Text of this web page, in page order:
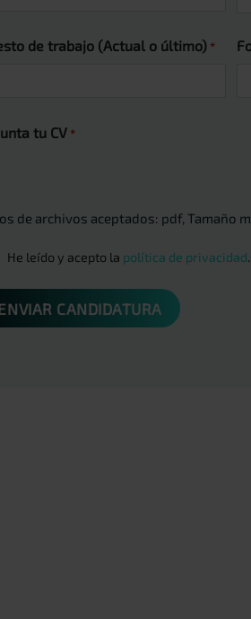
de trabajo (Actual o último) *
tu CV *
de archivos aceptados: pdf, Tamaño
He leído y acepto la política de privacidad.